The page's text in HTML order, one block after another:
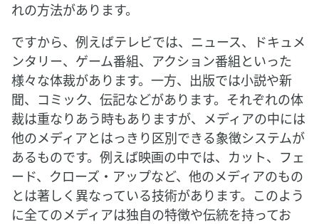
れの方法があります。
ですから、例えばテレビでは、ニュース、ドキュメ
ンタリー、ゲーム番組、アクション番組といった
様々な体裁があります。一方、出版では小説や新
聞、コミック、伝記などがあります。それぞれの体
裁は重なりあう時もありますが、メディアの中には
他のメディアとはっきり区別できる象徴システムが
あるものです。例えば映画の中では、カット、フェ
ード、クローズ・アップなど、他のメディアのもの
とは著しく異なっている技術があります。このよう
に全てのメディアは独自の特徴や伝統を持ってお